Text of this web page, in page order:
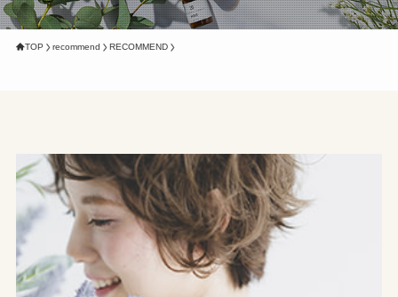
TOP recommend RECOMMEND